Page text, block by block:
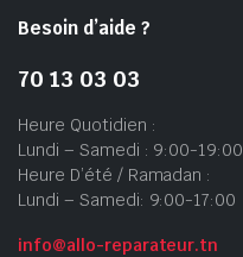
Besoin d’aide ?
70 13 03 03
Heure Quotidien :
Lundi – Samedi : 9:00-19:00
Heure D’été / Ramadan :
Lundi – Samedi: 9:00-17:00
info@allo-reparateur.tn